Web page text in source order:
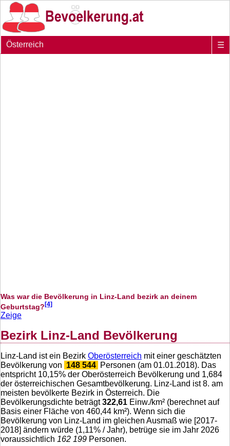
Österreich ☰
Was war die Bevölkerung in Linz-Land bezirk an deinem
Geburtstag?[4]
Zeige
Bezirk Linz-Land Bevölkerung
Linz-Land ist ein Bezirk Oberösterreich mit einer geschätzten
Bevölkerung von 148 544 Personen (am 01.01.2018). Das
entspricht 10,15% der Oberösterreich Bevölkerung und 1,684
der österreichischen Gesamtbevölkerung. Linz-Land ist 8. am
meisten bevölkerte Bezirk in Österreich. Die
Bevölkerungsdichte beträgt322,61 Einw./km² (berechnet auf
Basis einer Fläche von 460,44 km²). Wenn sich die
Bevölkerung von Linz-Land im gleichen Ausmaß wie [2017-
2018] ändern würde (1,11% / Jahr), betrüge sie im Jahr 2026
voraussichtlich 162 199 Personen.